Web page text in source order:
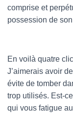
comprise et
possession de
En voilà quatre
J’aimerais avoir
évite de tomber
trop utilisés. Est-
qui vous fatigue